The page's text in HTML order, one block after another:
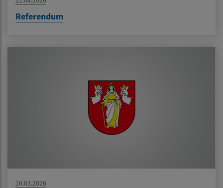
Referendum
16.03.2026